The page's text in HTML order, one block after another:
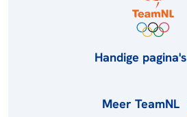
Handige pagina's
Meer TeamNL